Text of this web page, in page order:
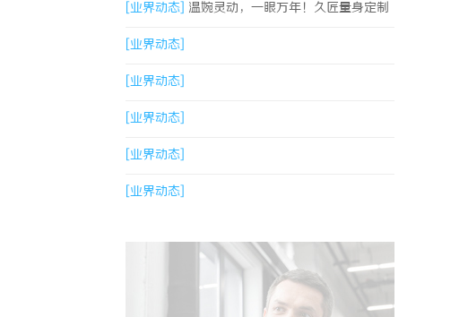
[业界动态] 温婉灵动，一眼万年！久匠量身定制
的眉眼唇，才是你整张脸的点睛之笔！淡颜系女
生的气质加分项
[业界动态]
[业界动态]
[业界动态]
[业界动态]
[业界动态]